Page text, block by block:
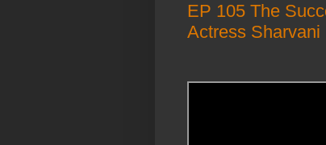
EP 105 The
Actress